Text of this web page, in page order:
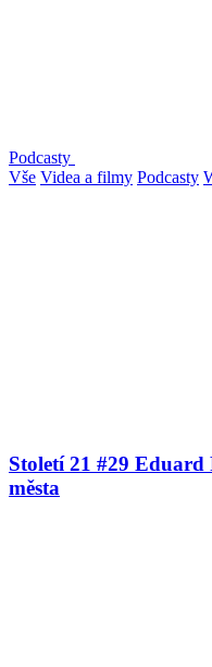
Podcasty
Vše Videa a filmy Podcasty
Století 21 #29
města